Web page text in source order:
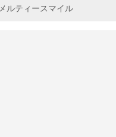
メルティースマイル